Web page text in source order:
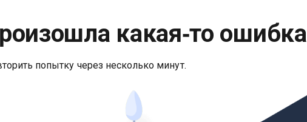
какая‑то ошибка
попытку через несколько минут.